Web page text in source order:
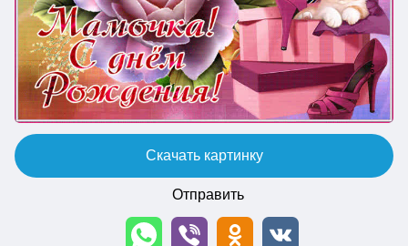
Скачать картинку
Отправить